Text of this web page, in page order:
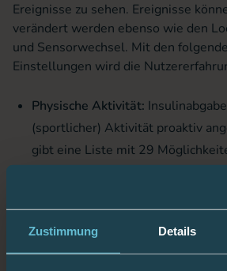
Zustimmung Details
Ereignisse zu sehen. Ereignisse
verändert werden ebenso wie den
und Sensorwechsel. Mit den
Einstellungen wird die
Physische Aktivität:
(sportlicher) Aktivität proaktiv
gibt eine Liste mit 29
gemischten Aktivität. Der
Mahlzeiten-Management: